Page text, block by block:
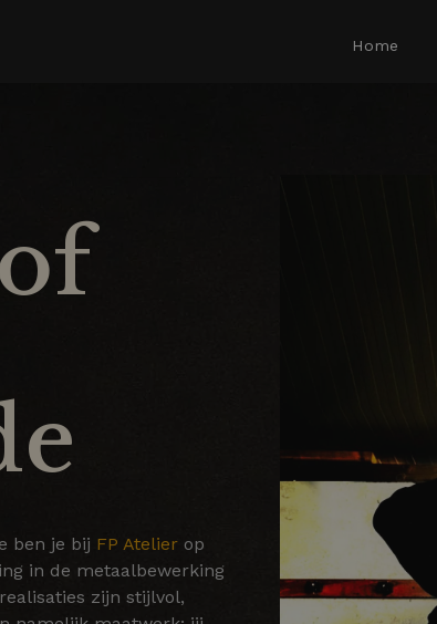
Home
ben je bij FP Atelierop
in de metaalbewerking
zijn stijlvol,